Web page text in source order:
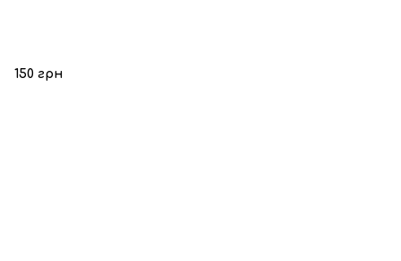
150 грн